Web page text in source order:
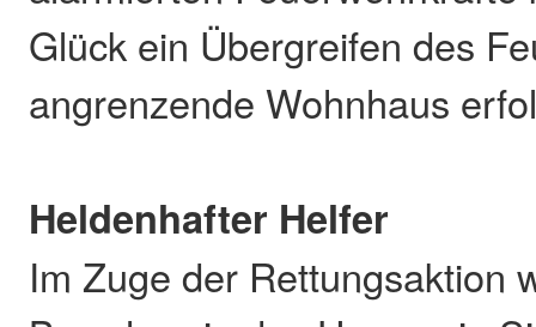
Glück ein Übergreifen des
angrenzende Wohnhaus
Heldenhafter Helfer
Im Zuge der Rettungsaktion